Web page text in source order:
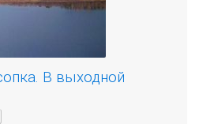
В выходной